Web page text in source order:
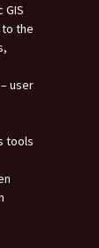
the
user
tools